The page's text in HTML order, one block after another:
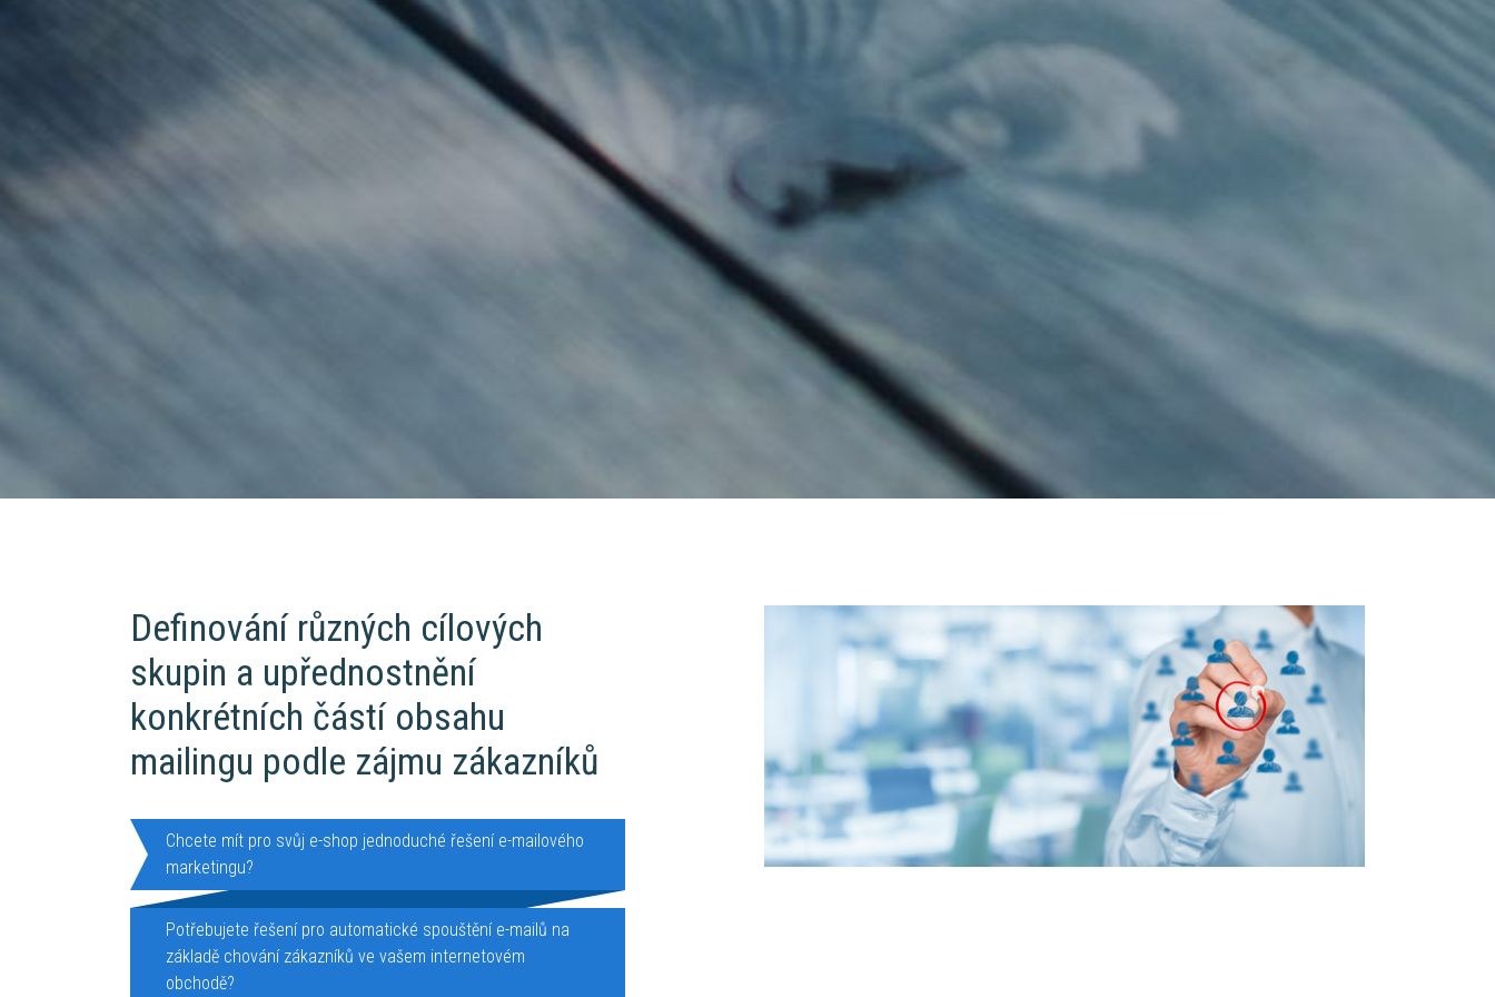
Definování různých cílových
skupin a upřednostnění
konkrétních částí obsahu
mailingu podle zájmu zákazníků
Chcete mít pro svůj e-shop jednoduché řešení e-mailového
marketingu?
Potřebujete řešení pro automatické spouštění e-mailů na
základě chování zákazníků ve vašem internetovém
obchodě?